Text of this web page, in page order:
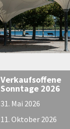
Verkaufsoffene
Sonntage 2026
31. Mai 2026
11. Oktober 2026